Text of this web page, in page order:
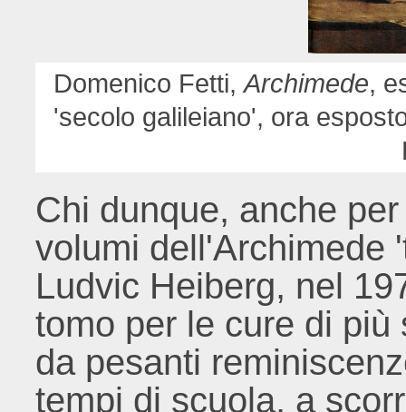
Domenico Fetti,Archimede,
'secolo galileiano', ora
Chi dunque, anche
volumi dell'Archimede
Ludvic Heiberg, nel
tomo per le cure di
da pesanti
tempi di scuola, a